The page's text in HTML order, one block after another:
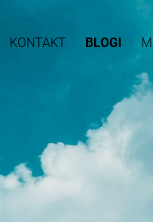
KONTAKT BLOGI